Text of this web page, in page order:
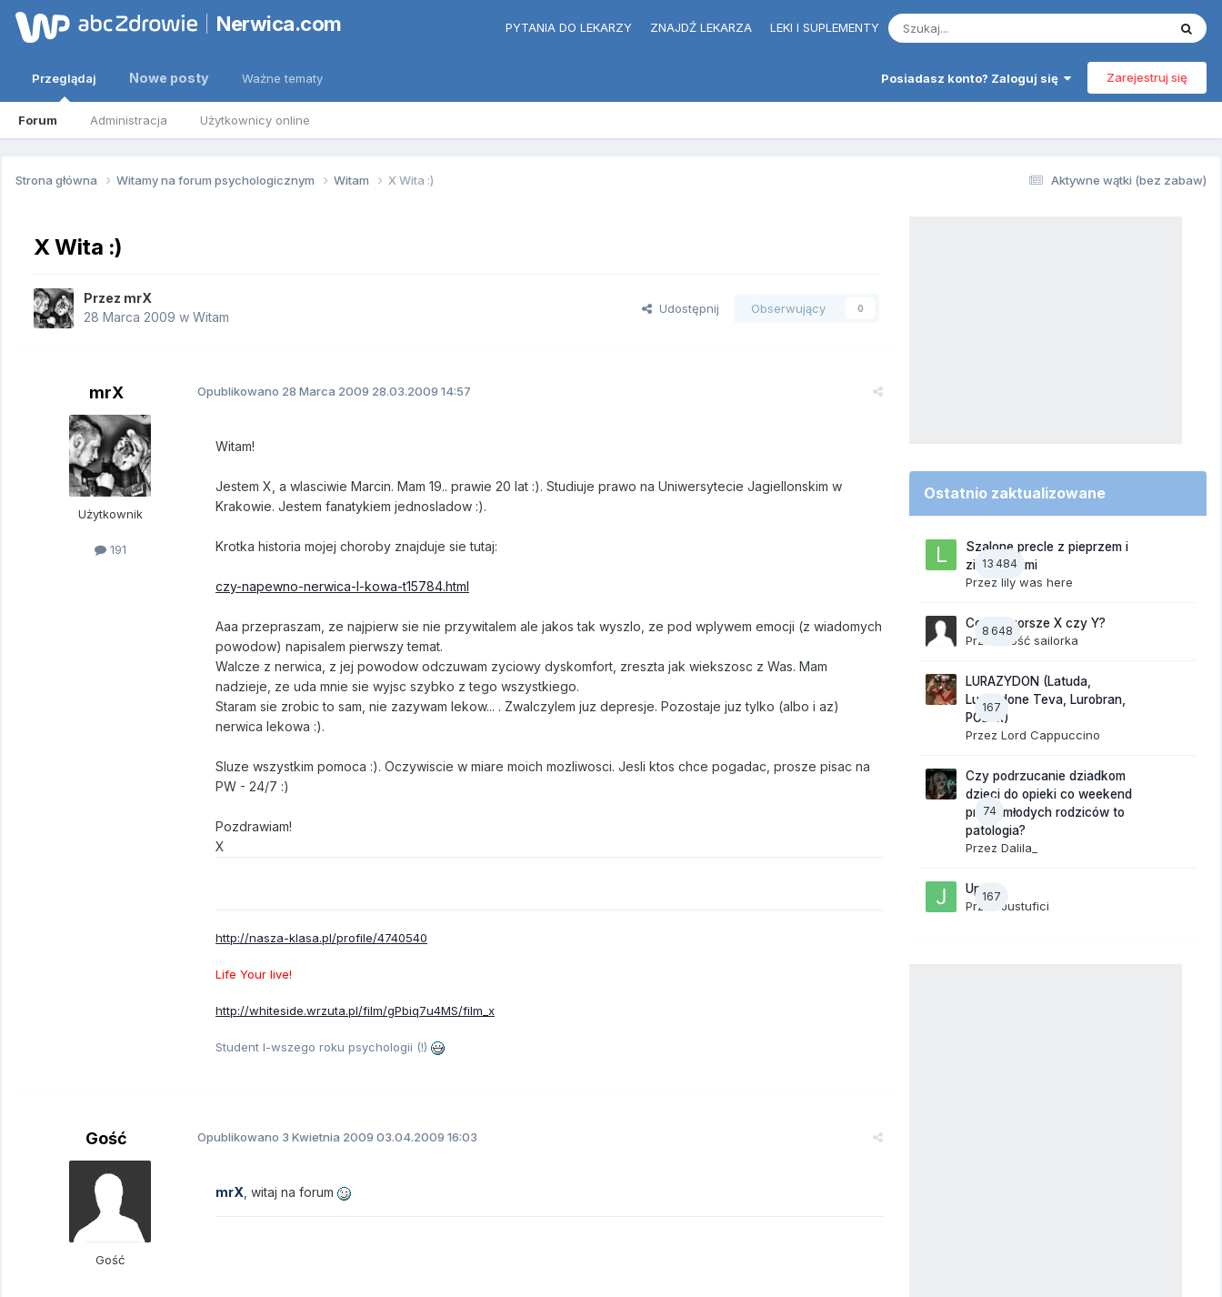
Nerwica.com PYTANIA DO LEKARZY ZNAJDŹ LEKARZA LEKI I SUPLEMENTY
Posiadasz konto? Zaloguj się Zarejestruj się
Przeglądaj
Forum Administracja Użytkownicy online
Nowe posty Ważne tematy
Aktywne wątki (bez zabaw)
Strona główna Witamy na forum psychologicznym Witam X Wita :)
X Wita :)
Przez mrX
28 Marca 2009 w Witam
Udostępnij Obserwujący 0
mrX
Użytkownik
191
Opublikowano 28 Marca 2009 28.03.2009 14:57
Witam!
Jestem X, a wlasciwie Marcin. Mam 19.. prawie 20 lat :). Studiuje prawo na Uniwersytecie Jagiellonskim w
Krakowie. Jestem fanatykiem jednosladow :).
Krotka historia mojej choroby znajduje sie tutaj:
czy-napewno-nerwica-l-kowa-t15784.html
Aaa przepraszam, ze najpierw sie nie przywitalem ale jakos tak wyszlo, ze pod wplywem emocji (z wiadomych
powodow) napisalem pierwszy temat.
Walcze z nerwica, z jej powodow odczuwam zyciowy dyskomfort, zreszta jak wiekszosc z Was. Mam
nadzieje, ze uda mnie sie wyjsc szybko z tego wszystkiego.
Staram sie zrobic to sam, nie zazywam lekow... . Zwalczylem juz depresje. Pozostaje juz tylko (albo i az)
nerwica lekowa :).
Sluze wszystkim pomoca :). Oczywiscie w miare moich mozliwosci. Jesli ktos chce pogadac, prosze pisac na
PW - 24/7 :)
Pozdrawiam!
X
http://nasza-klasa.pl/profile/4740540
Life Your live!
http://whiteside.wrzuta.pl/film/gPbiq7u4MS/film_x
Student I-wszego roku psychologii (!)
Gość
Gość
Opublikowano 3 Kwietnia 2009 03.04.2009 16:03
mrX , witaj na forum
Ostatnio zaktualizowane
13 484
Szalone precle z pieprzem i
ziemniakami
Przez lily was here
8 648
Co jest gorsze X czy Y?
Przez Gość sailorka
167
LURAZYDON (Latuda,
Lurasidone Teva, Lurobran,
POLUR)
Przez Lord Cappuccino
74
Czy podrzucanie dziadkom
dzieci do opieki co weekend
przez młodych rodziców to
patologia?
Przez Dalila_
167
Upały
Przez Justufici